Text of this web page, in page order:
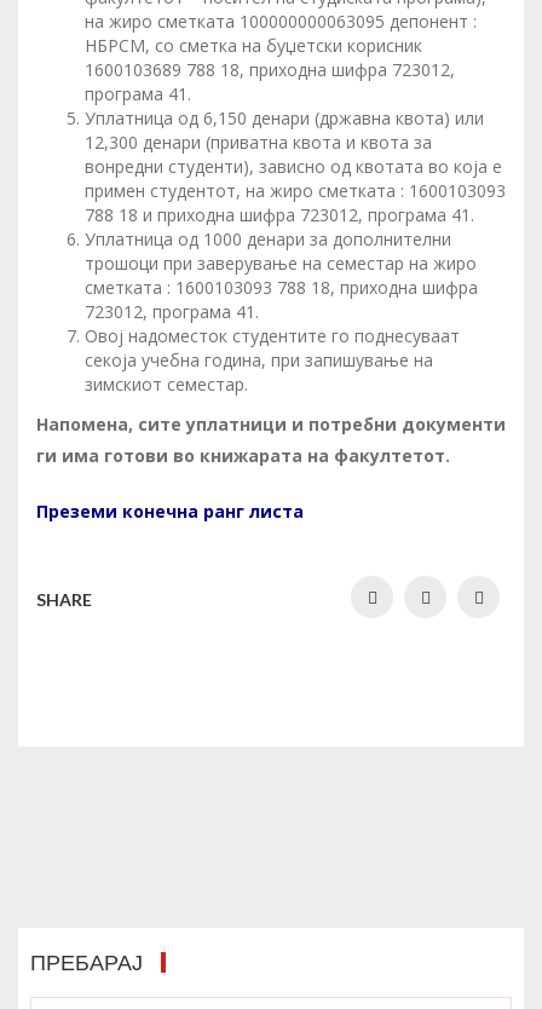
на жиро сметката 100000000063095 депонент :
НБРСМ, со сметка на буџетски корисник
1600103689 788 18, приходна шифра 723012,
програма 41.
Уплатница од 6,150 денари (државна квота) или
12,300 денари (приватна квота и квота за
вонредни студенти), зависно од квотата во која е
примен студентот, на жиро сметката : 1600103093
788 18 и приходна шифра 723012, програма 41.
Уплатница од 1000 денари за дополнителни
трошоци при заверување на семестар на жиро
сметката : 1600103093 788 18, приходна шифра
723012, програма 41.
Овој надоместок студентите го поднесуваат
секоја учебна година, при запишување на
зимскиот семестар.
Напомена, сите уплатници и потребни документи
ги има готови во книжарата на факултетот.
Преземи конечна ранг листа
SHARE
ПРЕБАРАЈ